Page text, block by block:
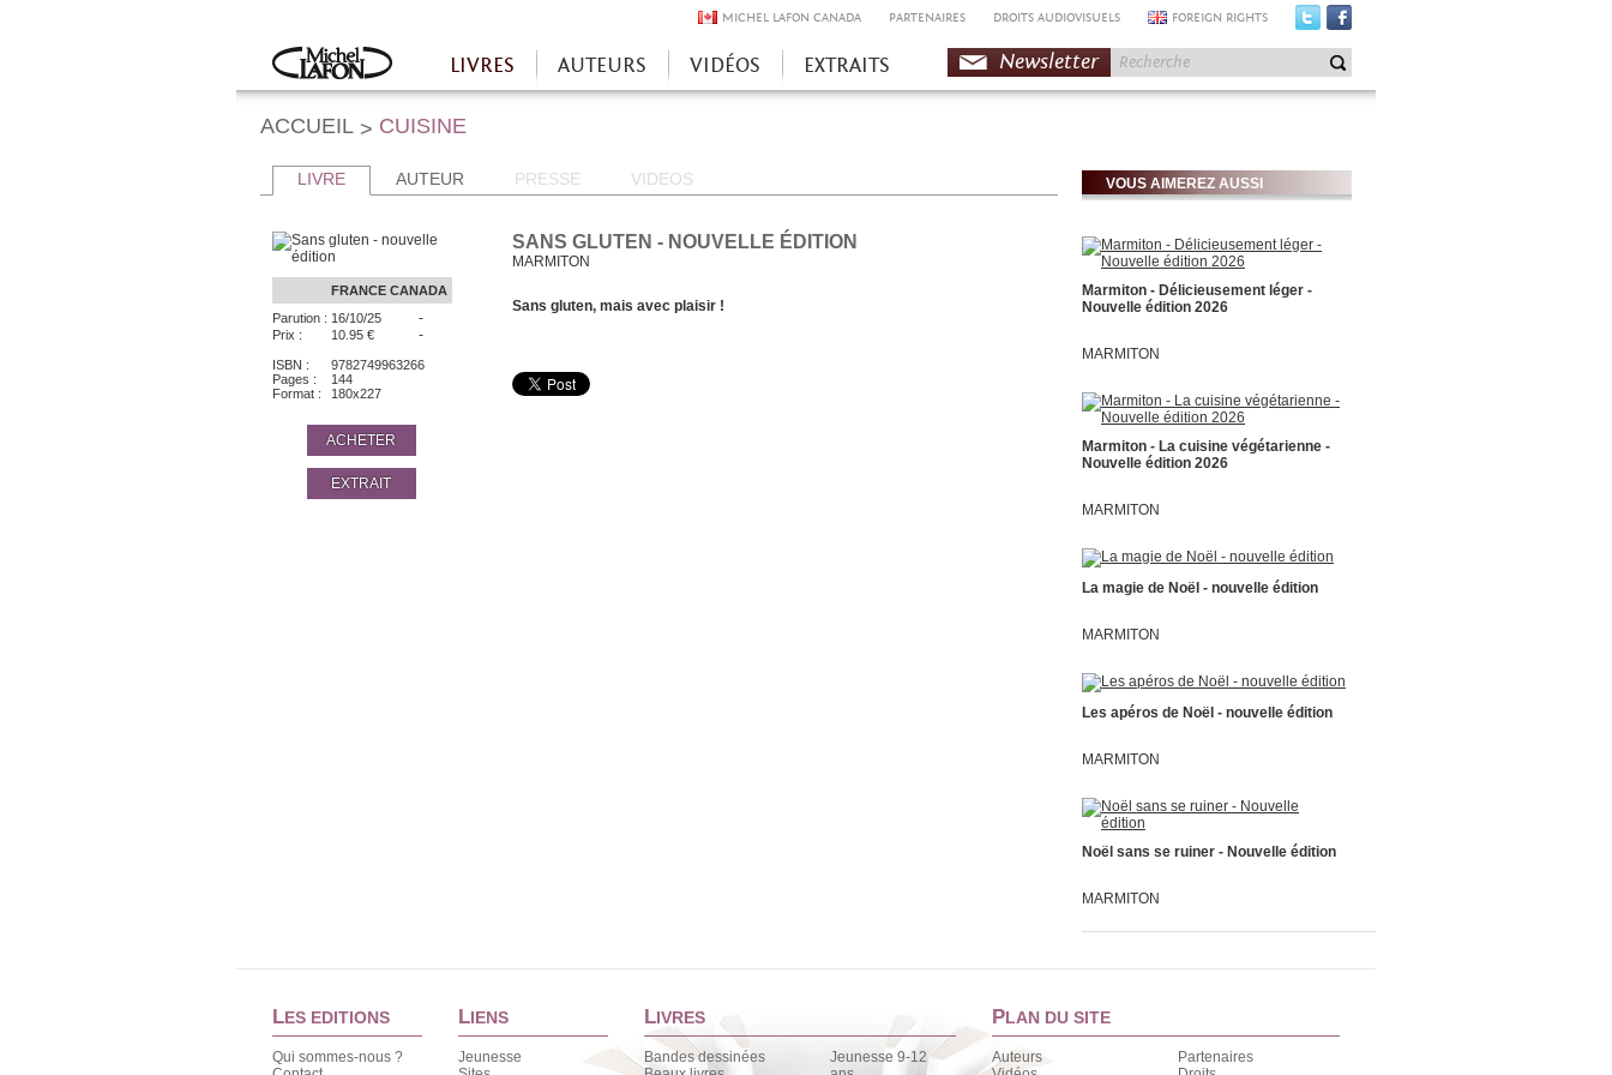
MICHEL LAFON CANADA PARTENAIRES DROITS AUDIOVISUELS FOREIGN RIGHTS
Accueil
LIVRES AUTEURS VIDÉOS EXTRAITS Newsletter
ACCUEIL > CUISINE
LIVRE AUTEUR PRESSE VIDEOS
FRANCE CANADA
Parution : 16/10/25 -
Prix : 10.95 € -
ISBN :
9782749963266
Pages :
144
Format :
180x227
ACHETER
EXTRAIT
SANS GLUTEN - NOUVELLE ÉDITION
MARMITON
Sans gluten, mais avec plaisir !
VOUS AIMEREZ AUSSI
Marmiton - Délicieusement léger -
Nouvelle édition 2026
MARMITON
Marmiton - La cuisine végétarienne -
Nouvelle édition 2026
MARMITON
La magie de Noël - nouvelle édition
MARMITON
Les apéros de Noël - nouvelle édition
MARMITON
Noël sans se ruiner - Nouvelle édition
MARMITON
LES EDITIONS
Qui sommes-nous ?
LIENS
Jeunesse
LIVRES
Bandes dessinées
Jeunesse 9-12
PLAN DU SITE
Auteurs
Partenaires